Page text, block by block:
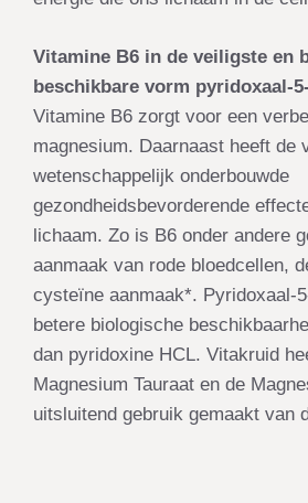
Vitamine B6 in de veiligste en
beschikbare vorm pyridoxaal-
Vitamine B6 zorgt voor een
magnesium. Daarnaast heeft de
wetenschappelijk onderbouwde
gezondheidsbevorderende
lichaam. Zo is B6 onder andere
aanmaak van rode bloedcellen,
cysteïne aanmaak*. Pyridoxaal-
betere biologische
dan pyridoxine HCL. Vitakruid
Magnesium Tauraat en de
uitsluitend gebruik gemaakt van